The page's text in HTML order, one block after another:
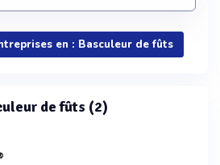
en : Basculeur de fûts
de fûts (2)